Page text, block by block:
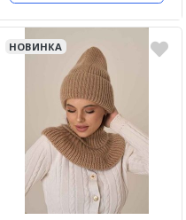
НОВИНКА